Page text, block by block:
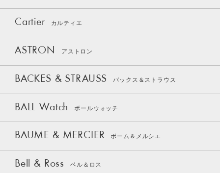
Cartier カルティエ
ASTRON アストロン
BACKES & STRAUSS バックス＆ストラウス
BALL Watch ボールウォッチ
BAUME & MERCIER ボーム＆メルシエ
Bell & Ross ベル＆ロス